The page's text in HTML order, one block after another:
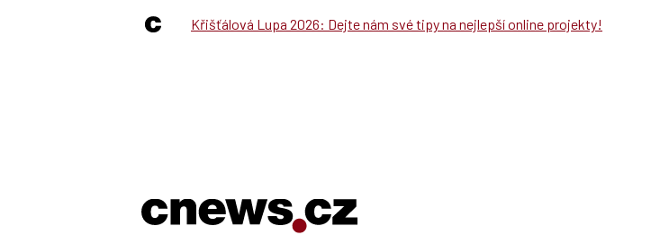
Křišťálová Lupa 2026: Dejte nám své tipy na nejlepší online projekty!